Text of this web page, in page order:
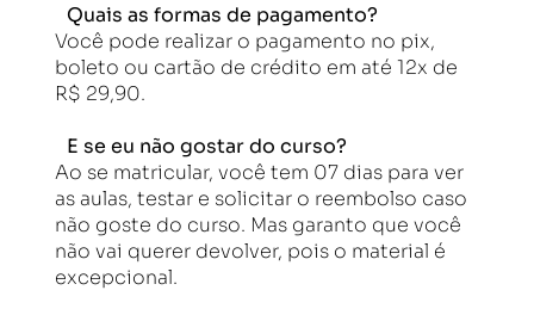
Quais as formas de pagamento?
Você pode realizar o pagamento no pix,
boleto ou cartão de crédito em até 12x de
R$ 29,90.
E se eu não gostar do curso?
Ao se matricular, você tem 07 dias para ver
as aulas, testar e solicitar o reembolso caso
não goste do curso. Mas garanto que você
não vai querer devolver, pois o material é
excepcional.